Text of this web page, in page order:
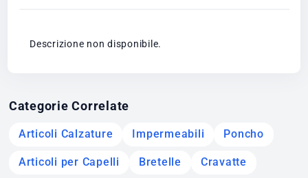
Descrizione non disponibile.
Categorie Correlate
Articoli Calzature Impermeabili Poncho
Articoli per Capelli Bretelle Cravatte